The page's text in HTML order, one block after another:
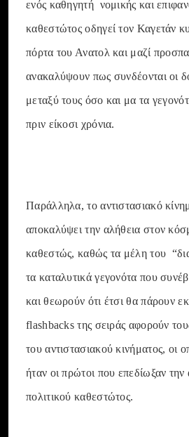
ενός καθηγητή νομικής και
καθεστώτος οδηγεί τον Καγετάν
πόρτα του Ανατολ και μαζί
ανακαλύψουν πως συνδέονται οι
μεταξύ τους όσο και μα τα
πριν είκοσι χρόνια.
Παράλληλα, το αντιστασιακό
αποκαλύψει την αλήθεια στον
καθεστώς, καθώς τα μέλη του
τα καταλυτικά γεγονότα που
και θεωρούν ότι έτσι θα πάρουν
flashbacks της σειράς αφορούν
του αντιστασιακού κινήματος, οι
ήταν οι πρώτοι που επεδίωξαν
πολιτικού καθεστώτος.